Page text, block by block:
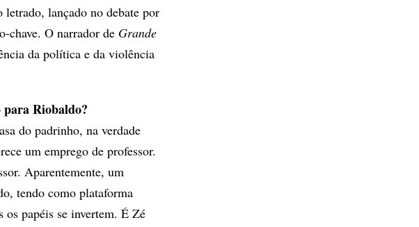
lançado no debate por
chave. O narrador de Grande
da política e da violência
para Riobaldo?
do padrinho, na verdade
um emprego de professor.
Aparentemente, um
tendo como plataforma
papéis se invertem. É Zé